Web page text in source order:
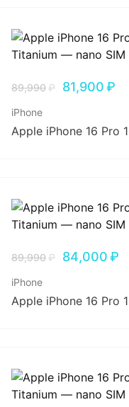
89,990₽ 81,900₽
iPhone
Apple iPhone 16 Pro
89,990₽ 84,000₽
iPhone
Apple iPhone 16 Pro